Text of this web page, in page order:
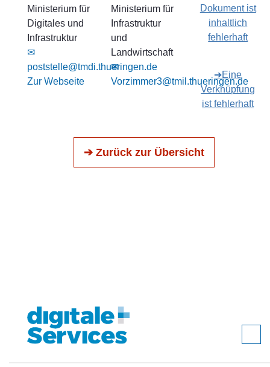
Ministerium für
Digitales und
Infrastruktur
✉
poststelle@tmdi.thueringen.de
Zur Webseite
Ministerium für
Infrastruktur
und
Landwirtschaft
✉
Vorzimmer3@tmil.thueringen.de
Dokument ist
inhaltlich
fehlerhaft
➔Eine
Verknüpfung
ist fehlerhaft
➔ Zurück zur Übersicht